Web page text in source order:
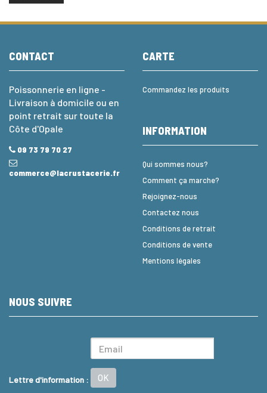
CONTACT
Poissonnerie en ligne -
Livraison à domicile ou en
point retrait sur toute la
Côte d'Opale
09 73 79 70 27
commerce@lacrustacerie.fr
CARTE
Commandez les produits
INFORMATION
Qui sommes nous?
Comment ça marche?
Rejoignez-nous
Contactez nous
Conditions de retrait
Conditions de vente
Mentions légales
NOUS SUIVRE
Lettre d'information : OK